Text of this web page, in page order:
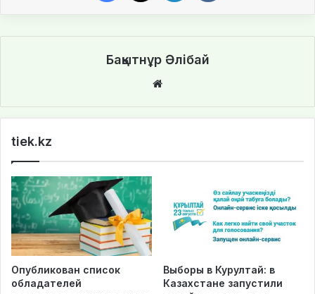
Бақытнұр Әлібай
te
tiek.kz
Опубликован список
обладателей
Выборы в Курултай: в
Казахстане запустили